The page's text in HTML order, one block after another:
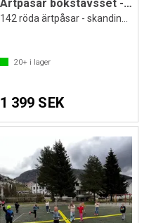
Ärtpåsar bokstavsset - aktivt lärande
20+i lager
1 399 SEK